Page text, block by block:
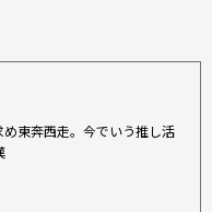
東奔西走。今でいう推し活